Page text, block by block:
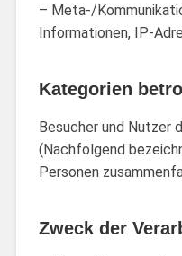
– Meta-/
Informationen, IP-
Kategorien
Besucher und Nutzer
(Nachfolgend
Personen
Zweck der